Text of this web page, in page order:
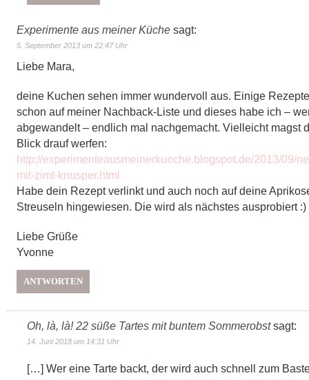
Experimente aus meiner Küche sagt:
5. September 2013 um 22:47 Uhr
Liebe Mara,
deine Kuchen sehen immer wundervoll aus. Einige
schon auf meiner Nachback-Liste und dieses habe ich –
abgewandelt – endlich mal nachgemacht. Vielleicht magst
Blick drauf werfen:
http://experimenteausmeinerkueche.blogspot.de/2013/09/
mit-zimt-knusper.html
Habe dein Rezept verlinkt und auch noch auf deine
Streuseln hingewiesen. Die wird als nächstes ausprobiert :)
Liebe Grüße
Yvonne
ANTWORTEN
Oh, là, là! 22 süße Tartes mit buntem Sommerobst sagt:
14. Juni 2018 um 14:31 Uhr
[…] Wer eine Tarte backt, der wird auch schnell zum